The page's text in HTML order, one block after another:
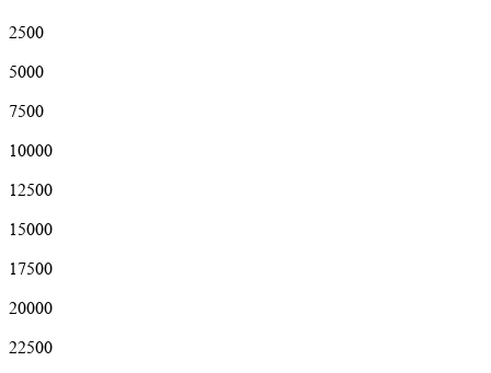
2500
5000
7500
10000
12500
15000
17500
20000
22500